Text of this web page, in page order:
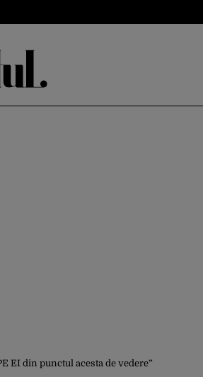
EI din punctul acesta de vedere”